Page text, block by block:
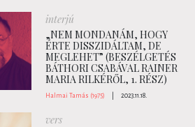
interjú
„NEM MONDANÁM, HOGY
ÉRTE DISSZIDÁLTAM, DE
MEGLEHET” (BESZÉLGETÉS
BÁTHORI CSABÁVAL RAINER
MARIA RILKÉRŐL, 1. RÉSZ)
Halmai Tamás (1975) 2023.11.18.
vers